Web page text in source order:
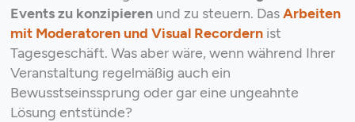
Events zu konzipieren und zu steuern. DasArbeiten
mit Moderatoren und Visual Recordern ist
Tagesgeschäft. Was aber wäre, wenn während Ihrer
Veranstaltung regelmäßig auch ein
Bewusstseinssprung oder gar eine ungeahnte
Lösung entstünde?